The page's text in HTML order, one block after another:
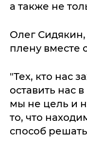
а также не
Олег
плену вместе
"Тех, кто нас
оставить нас
мы не цель и
то, что
способ